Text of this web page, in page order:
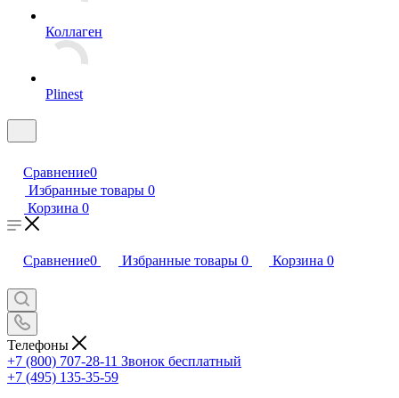
Коллаген
Plinest
Сравнение0
Избранные товары 0
Корзина 0
Сравнение0 Избранные товары 0 Корзина 0
Телефоны
+7 (800) 707-28-11 Звонок бесплатный
+7 (495) 135-35-59